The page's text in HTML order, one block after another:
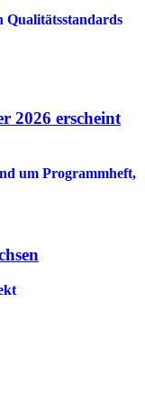
Qualitätsstandards
2026 erscheint
um Programmheft,